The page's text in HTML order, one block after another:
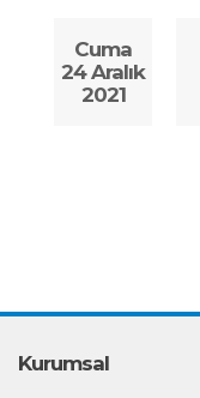
Cuma
24 Aralık
2021
Kurumsal